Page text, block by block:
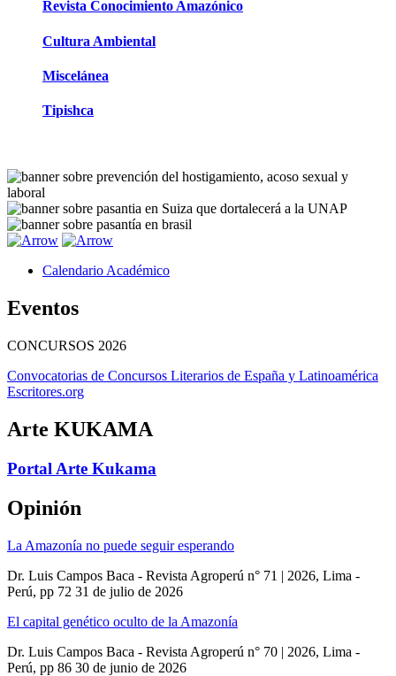
Revista Conocimiento Amazónico
Cultura Ambiental
Miscelánea
Tipishca
Calendario Académico
Eventos
CONCURSOS 2026
Convocatorias de Concursos Literarios de España y Latinoamérica
Escritores.org
Arte KUKAMA
Portal Arte Kukama
Opinión
La Amazonía no puede seguir esperando
Dr. Luis Campos Baca - Revista Agroperú n° 71 | 2026, Lima -
Perú, pp 72 31 de julio de 2026
El capital genético oculto de la Amazonía
Dr. Luis Campos Baca - Revista Agroperú n° 70 | 2026, Lima -
Perú, pp 86 30 de junio de 2026